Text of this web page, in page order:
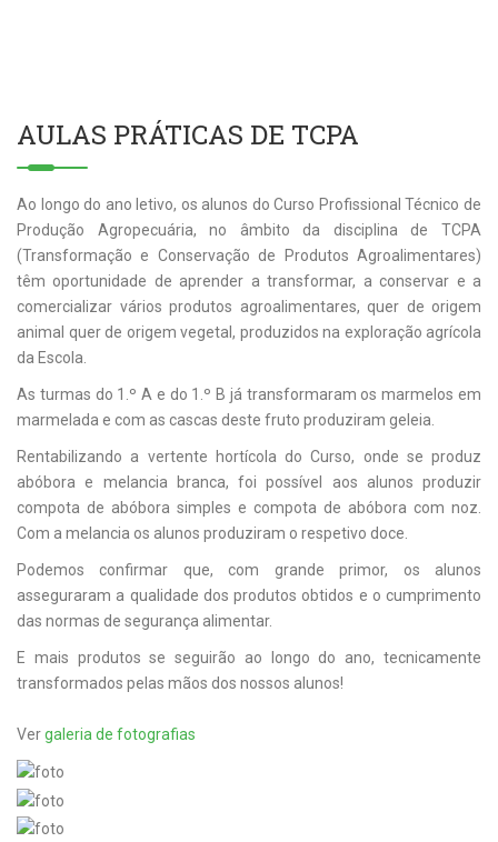
AULAS PRÁTICAS DE TCPA
Ao longo do ano letivo, os alunos do Curso Profissional Técnico de
Produção Agropecuária, no âmbito da disciplina de TCPA
(Transformação e Conservação de Produtos Agroalimentares)
têm oportunidade de aprender a transformar, a conservar e a
comercializar vários produtos agroalimentares, quer de origem
animal quer de origem vegetal, produzidos na exploração agrícola
da Escola.
As turmas do 1.º A e do 1.º B já transformaram os marmelos em
marmelada e com as cascas deste fruto produziram geleia.
Rentabilizando a vertente hortícola do Curso, onde se produz
abóbora e melancia branca, foi possível aos alunos produzir
compota de abóbora simples e compota de abóbora com noz.
Com a melancia os alunos produziram o respetivo doce.
Podemos confirmar que, com grande primor, os alunos
asseguraram a qualidade dos produtos obtidos e o cumprimento
das normas de segurança alimentar.
E mais produtos se seguirão ao longo do ano, tecnicamente
transformados pelas mãos dos nossos alunos!
Vergaleria de fotografias